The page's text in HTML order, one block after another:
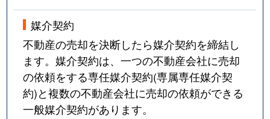
媒介契約
不動産の売却を決断したら媒介契約を締結し
ます。媒介契約は、一つの不動産会社に売却
の依頼をする専任媒介契約(専属専任媒介契
約)と複数の不動産会社に売却の依頼ができる
一般媒介契約があります。